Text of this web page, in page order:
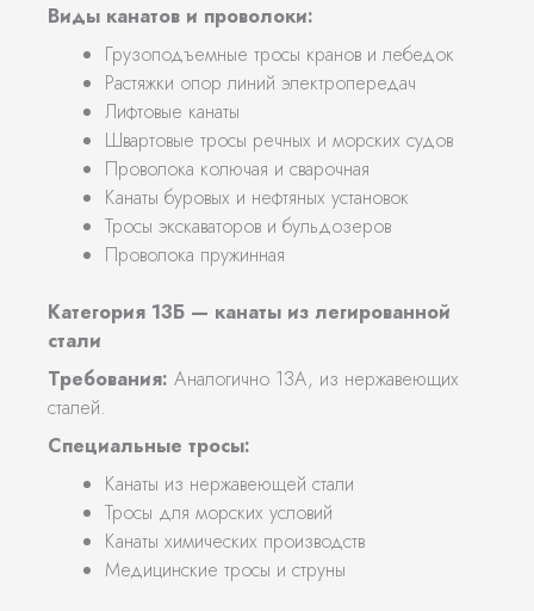
Виды канатов и проволоки:
Грузоподъемные тросы кранов и лебедок
Растяжки опор линий электропередач
Лифтовые канаты
Швартовые тросы речных и морских судов
Проволока колючая и сварочная
Канаты буровых и нефтяных установок
Тросы экскаваторов и бульдозеров
Проволока пружинная
Категория 13Б — канаты из легированной
стали
Требования: Аналогично 13А, из нержавеющих
сталей.
Специальные тросы:
Канаты из нержавеющей стали
Тросы для морских условий
Канаты химических производств
Медицинские тросы и струны